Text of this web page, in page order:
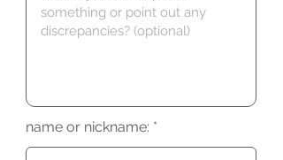
name or nickname: